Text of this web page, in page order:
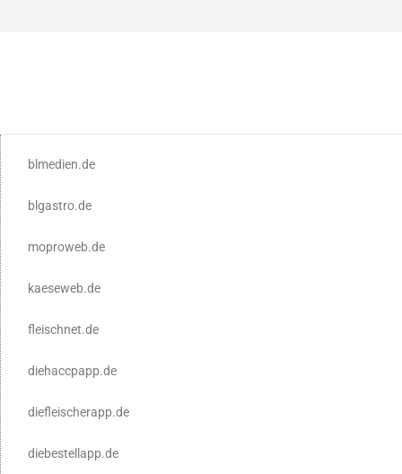
blmedien.de
blgastro.de
moproweb.de
kaeseweb.de
fleischnet.de
diehaccpapp.de
diefleischerapp.de
diebestellapp.de